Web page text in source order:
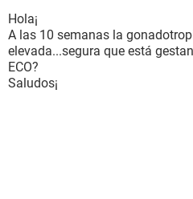
Hola¡
A las 10 semanas la
elevada...segura que está
ECO?
Saludos¡